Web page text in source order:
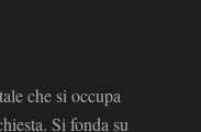
che si occupa
Si fonda su